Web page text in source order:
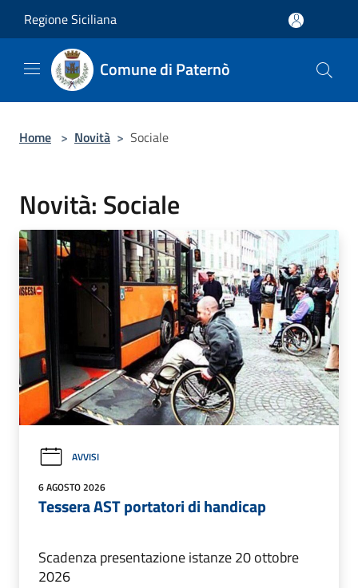
Regione Siciliana
Comune di Paternò
Home > Novità > Sociale
Novità: Sociale
AVVISI
6 AGOSTO 2026
Tessera AST portatori di handicap
Scadenza presentazione istanze 20 ottobre
2026